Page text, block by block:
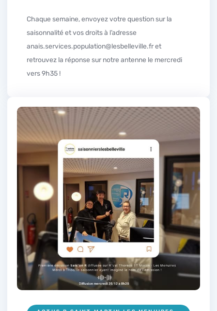
Chaque semaine, envoyez votre question sur la
saisonnalité et vos droits à l’adresse
anais.services.population@lesbelleville.fr et
retrouvez la réponse sur notre antenne le mercredi
vers 9h35 !